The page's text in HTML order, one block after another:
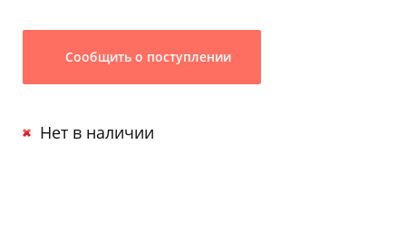
Сообщить о поступлении
Нет в наличии